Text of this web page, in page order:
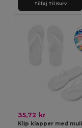
Tilføj Til Kurv
35,72 kr